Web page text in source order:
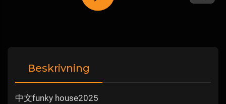
Beskrivning
中文funky house2025